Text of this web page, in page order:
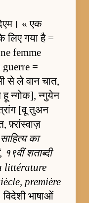
« एक
लिए गया है =
femme
=
से ले वान चात,
न्गोक], न्गुयेन
[वू तुअन
फ़्रांस्वाज़
का
शताब्दी
littérature
première
भाषाओं